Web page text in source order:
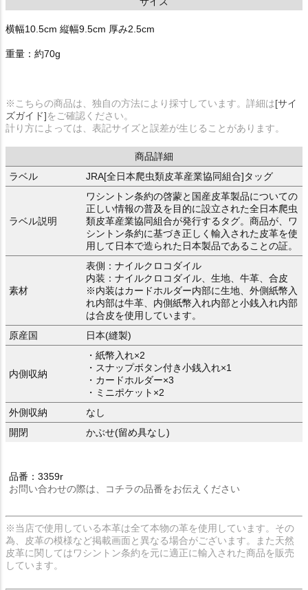
横幅10.5cm 縦幅9.5cm 厚み2.5cm
重量：約70g
※こちらの商品は、独自の方法により採寸しています。詳細は[サイ
ズガイド]をご確認ください。
計り方によっては、表記サイズと誤差が生じることがあります。
商品詳細
ラベル
JRA[全日本爬虫類皮革産業協同組合]タッグ
ラベル説明
ワシントン条約の啓蒙と国産皮革製品についての
正しい情報の普及を目的に設立された全日本爬虫
類皮革産業協同組合が発行するタグ。商品が、ワ
シントン条約に基づき正しく輸入された皮革を使
用して日本で造られた日本製品であることの証。
素材
表側：ナイルクロコダイル
内装：ナイルクロコダイル、生地、牛革、合皮
※内装はカードホルダー内部に生地、外側紙幣入
れ内部は牛革、内側紙幣入れ内部と小銭入れ内部
は合皮を使用しています。
原産国
日本(縫製)
内側収納
・紙幣入れ×2
・スナップボタン付き小銭入れ×1
・カードホルダー×3
・ミニポケット×2
外側収納
なし
開閉
かぶせ(留め具なし)
品番：3359r
お問い合わせの際は、コチラの品番をお伝えください
※当店で使用している本革は全て本物の革を使用しています。その
為、皮革の模様など掲載画面と異なる場合がございます。また天然
皮革に関してはワシントン条約を元に適正に輸入された商品を販売
しています。